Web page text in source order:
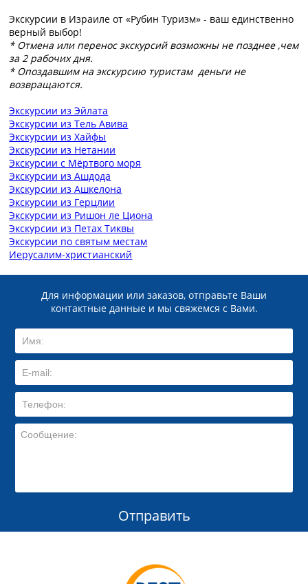
Экскурсии в Израиле от «Рубин Туризм» - ваш единственно
верный выбор!
* Отмена или перенос экскурсий возможны не позднее ,чем
за 2 рабочих дня.
* Опоздавшим на экскурсию туристам деньги не
возвращаются.
Экскурсии из Эйлата
Экскурсии из Тель Авива
Экскурсии из Хайфы
Экскурсии из Нетании
Экскурсии с Мёртвого моря
Экскурсии из Ашдода
Экскурсии из Ашкелона
Экскурсии из Герцлии
Экскурсии из Ришон ле Циона
Экскурсии из Петах Тиквы
Экскурсии по святым местам
Иерусалим-христианский
Для информации или заказов, отправьте Ваши
контактные данные и мы свяжемся с Вами.
Отправить